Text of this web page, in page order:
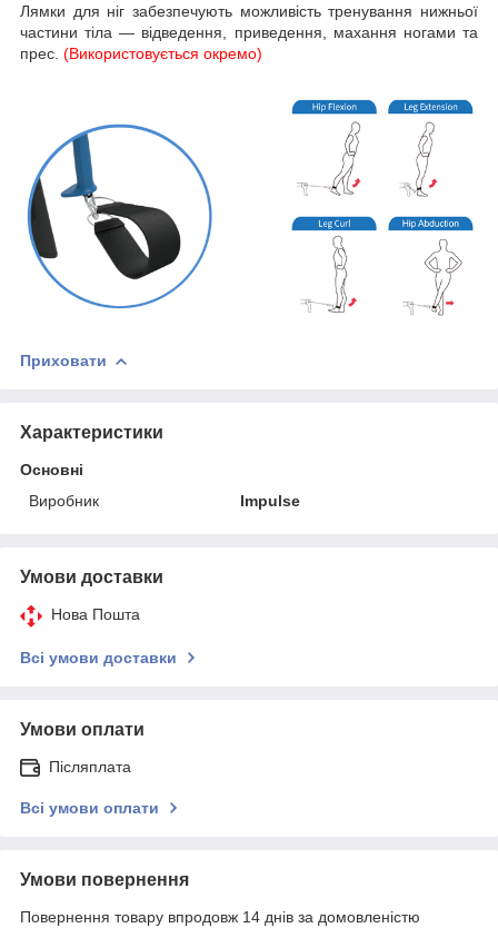
Лямки для ніг забезпечують можливість тренування нижньої
частини тіла — відведення, приведення, махання ногами та
прес. (Використовується окремо)
Приховати
Характеристики
Основні
Виробник
Impulse
Умови доставки
Нова Пошта
Всі умови доставки
Умови оплати
Післяплата
Всі умови оплати
Умови повернення
Повернення товару впродовж 14 днів за домовленістю